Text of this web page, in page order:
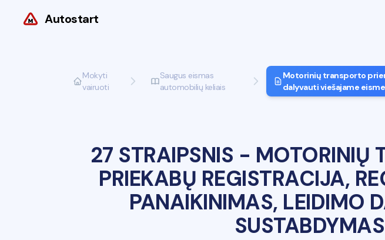
Autostart
Mokyti
vairuoti
Saugus eismas
automobilių keliais
Motorinių transporto
dalyvauti viešajame
27 STRAIPSNIS - MOTORINIŲ
PRIEKABŲ REGISTRACIJA,
PANAIKINIMAS, LEIDIMO